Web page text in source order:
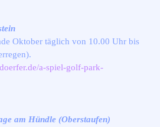
Oktober täglich von 10.00 Uhr bis
a-spiel-golf-park-
am Hündle (Oberstaufen)